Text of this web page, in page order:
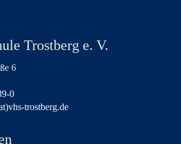
Trostberg e. V.
6
0
trostberg.de